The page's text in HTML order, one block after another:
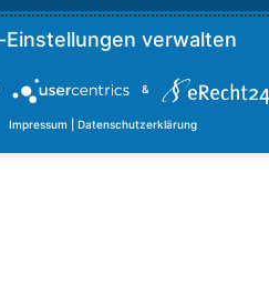
&
Impressum Datenschutzerklärung